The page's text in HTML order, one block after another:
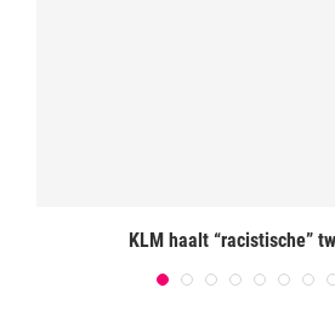
KLM haalt “racistische”